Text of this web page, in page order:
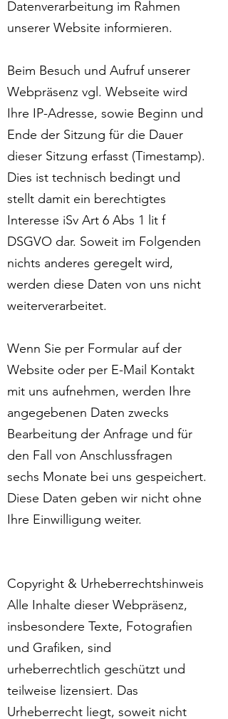
Datenverarbeitung im Rahmen
unserer Website informieren.
Beim Besuch und Aufruf unserer
Webpräsenz vgl. Webseite wird
Ihre IP-Adresse, sowie Beginn und
Ende der Sitzung für die Dauer
dieser Sitzung erfasst (Timestamp).
Dies ist technisch bedingt und
stellt damit ein berechtigtes
Interesse iSv Art 6 Abs 1 lit f
DSGVO dar. Soweit im Folgenden
nichts anderes geregelt wird,
werden diese Daten von uns nicht
weiterverarbeitet.
Wenn Sie per Formular auf der
Website oder per E-Mail Kontakt
mit uns aufnehmen, werden Ihre
angegebenen Daten zwecks
Bearbeitung der Anfrage und für
den Fall von Anschlussfragen
sechs Monate bei uns gespeichert.
Diese Daten geben wir nicht ohne
Ihre Einwilligung weiter.
Copyright & Urheberrechtshinweis
Alle Inhalte dieser Webpräsenz,
insbesondere Texte, Fotografien
und Grafiken, sind
urheberrechtlich geschützt und
teilweise lizensiert. Das
Urheberrecht liegt, soweit nicht